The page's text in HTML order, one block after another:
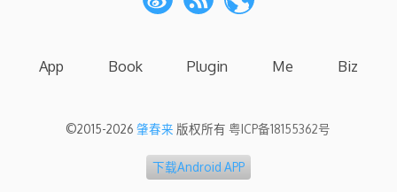
App Book Plugin Me Biz
©2015-2026肇春来 版权所有粤ICP备18155362号
下载Android APP